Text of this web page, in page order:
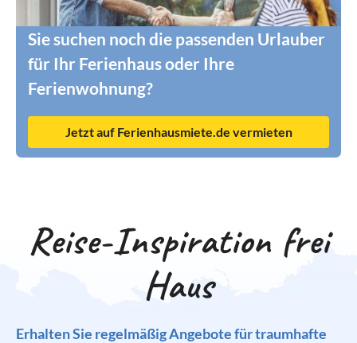
Sie suchen noch die passenden Urlauber
für Ihr Ferienhaus oder Ihre
Ferienwohnung?
Jetzt auf Ferienhausmiete.de vermieten
Reise-Inspiration frei
Haus
Erhalten Sie regelmäßig Angebote für traumhafte